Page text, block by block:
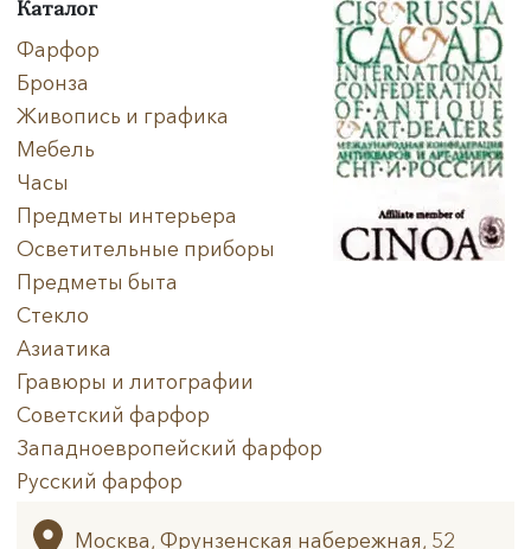
Каталог
Фарфор
Бронза
Живопись и графика
Мебель
Часы
Предметы интерьера
Осветительные приборы
Предметы быта
Стекло
Азиатика
Гравюры и литографии
Советский фарфор
Западноевропейский фарфор
Русский фарфор
Архив
Москва, Фрунзенская набережная, 52